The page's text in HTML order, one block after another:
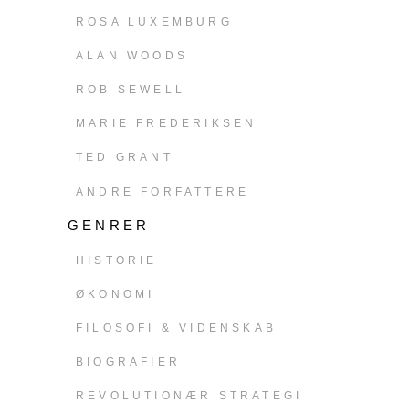
ROSA LUXEMBURG
ALAN WOODS
ROB SEWELL
MARIE FREDERIKSEN
TED GRANT
ANDRE FORFATTERE
GENRER
HISTORIE
ØKONOMI
FILOSOFI & VIDENSKAB
BIOGRAFIER
REVOLUTIONÆR STRATEGI